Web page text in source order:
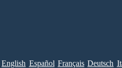
English Español Français Deutsch